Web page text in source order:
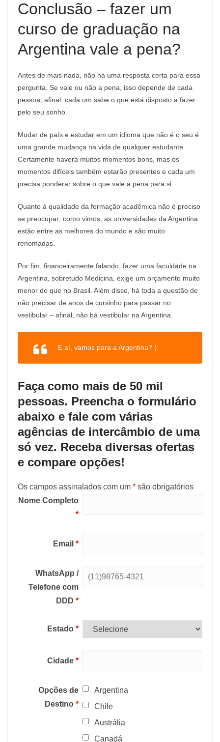
Conclusão – fazer um
curso de graduação na
Argentina vale a pena?
Antes de mais nada, não há uma resposta certa para essa
pergunta. Se vale ou não a pena, isso depende de cada
pessoa, afinal, cada um sabe o que está disposto a fazer
pelo seu sonho.
Mudar de país e estudar em um idioma que não é o seu é
uma grande mudança na vida de qualquer estudante.
Certamente haverá muitos momentos bons, mas os
momentos difíceis também estarão presentes e cada um
precisa ponderar sobre o que vale a pena para si.
Quanto à qualidade da formação acadêmica não é preciso
se preocupar; como vimos, as universidades da Argentina
estão entre as melhores do mundo e são muito
renomadas.
Por fim, financeiramente falando, fazer uma faculdade na
Argentina, sobretudo Medicina, exige um orçamento muito
menor do que no Brasil. Além disso, há toda a questão de
não precisar de anos de cursinho para passar no
vestibular – afinal, não há vestibular na Argentina.
E aí, vamos para a Argentina? (:
Faça como mais de 50 mil
pessoas. Preencha o formulário
abaixo e fale com várias
agências de intercâmbio de uma
só vez. Receba diversas ofertas
e compare opções!
Os campos assinalados com um * são obrigatórios
Nome Completo
*
Email*
WhatsApp /
Telefone com
DDD*
Estado*
Cidade*
Opções de
Destino*
Argentina
Chile
Austrália
Canadá